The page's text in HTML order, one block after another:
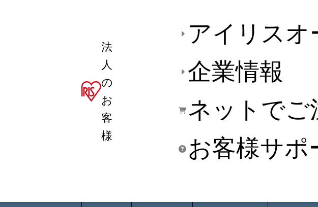
法
人
の
お
客
様
アイリスオ
企業情報
ネットでご
お客様サポ